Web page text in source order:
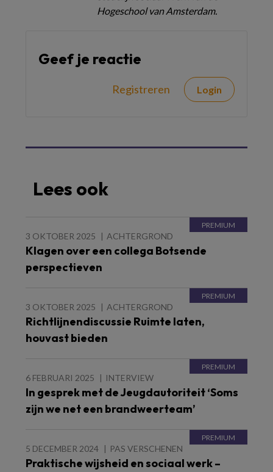
Hogeschool van Amsterdam.
Geef je reactie
Registreren Login
Lees ook
3 OKTOBER 2025 ACHTERGROND
Klagen over een collega Botsende
perspectieven
3 OKTOBER 2025 ACHTERGROND
Richtlijnendiscussie Ruimte laten,
houvast bieden
6 FEBRUARI 2025 INTERVIEW
In gesprek met de Jeugdautoriteit ‘Soms
zijn we net een brandweerteam’
5 DECEMBER 2024 PAS VERSCHENEN
Praktische wijsheid en sociaal werk –